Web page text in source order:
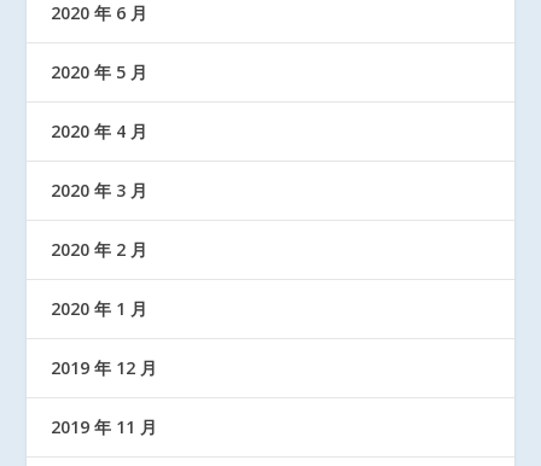
2020 年 6 月
2020 年 5 月
2020 年 4 月
2020 年 3 月
2020 年 2 月
2020 年 1 月
2019 年 12 月
2019 年 11 月